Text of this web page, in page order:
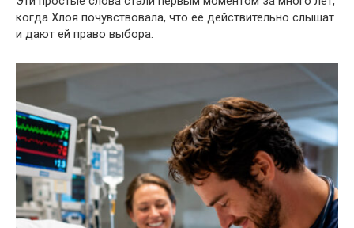
когда Хлоя почувствовала, что её действительно слышат
и дают ей право выбора.